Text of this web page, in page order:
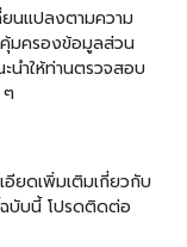
ยนแปลงตามความ
คุ้มครองข้อมูลส่วน
นำให้ท่านตรวจสอบ
ๆ
อียดเพิ่มเติมเกี่ยวกับ
บับนี้ โปรดติดต่อ